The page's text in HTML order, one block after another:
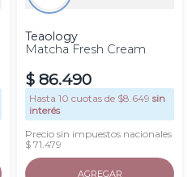
Teaology
Matcha Fresh Cream
$ 86.490
Hasta10 cuotas de $8.649 sin
interés
Precio sin impuestos nacionales
$ 71.479
AGREGAR